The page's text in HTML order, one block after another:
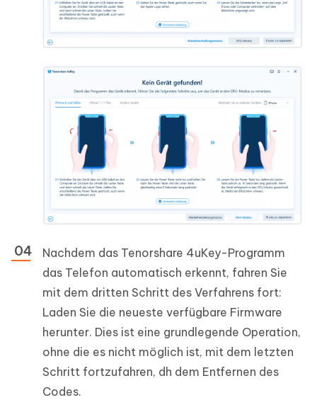
Nachdem das Tenorshare 4uKey-Programm
das Telefon automatisch erkennt, fahren Sie
mit dem dritten Schritt des Verfahrens fort:
Laden Sie die neueste verfügbare Firmware
herunter. Dies ist eine grundlegende Operation,
ohne die es nicht möglich ist, mit dem letzten
Schritt fortzufahren, dh dem Entfernen des
Codes.